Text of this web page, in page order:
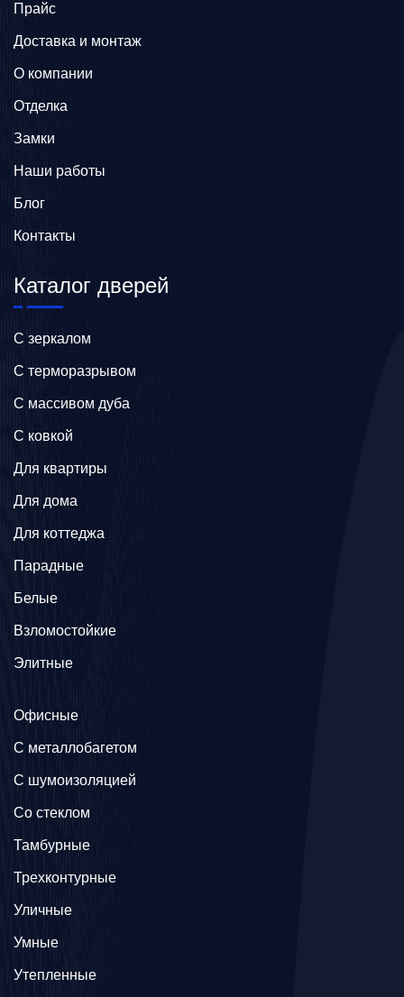
Прайс
Доставка и монтаж
О компании
Отделка
Замки
Наши работы
Блог
Контакты
Каталог дверей
C зеркалом
C терморазрывом
C массивом дуба
C ковкой
Для квартиры
Для дома
Для коттеджа
Парадные
Белые
Взломостойкие
Элитные
Офисные
C металлобагетом
С шумоизоляцией
Со стеклом
Тамбурные
Трехконтурные
Уличные
Умные
Утепленные